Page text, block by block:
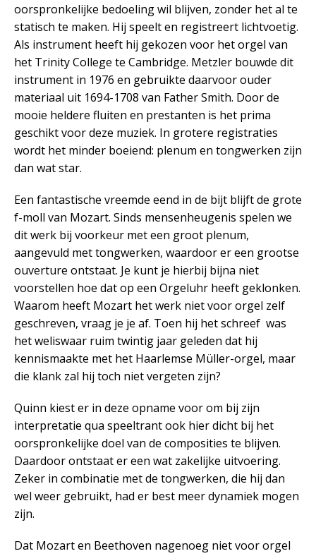
oorspronkelijke bedoeling wil blijven, zonder het al te
statisch te maken. Hij speelt en registreert lichtvoetig.
Als instrument heeft hij gekozen voor het orgel van
het Trinity College te Cambridge. Metzler bouwde dit
instrument in 1976 en gebruikte daarvoor ouder
materiaal uit 1694-1708 van Father Smith. Door de
mooie heldere fluiten en prestanten is het prima
geschikt voor deze muziek. In grotere registraties
wordt het minder boeiend: plenum en tongwerken zijn
dan wat star.
Een fantastische vreemde eend in de bijt blijft de grote
f-moll van Mozart. Sinds mensenheugenis spelen we
dit werk bij voorkeur met een groot plenum,
aangevuld met tongwerken, waardoor er een grootse
ouverture ontstaat. Je kunt je hierbij bijna niet
voorstellen hoe dat op een Orgeluhr heeft geklonken.
Waarom heeft Mozart het werk niet voor orgel zelf
geschreven, vraag je je af. Toen hij het schreef was
het weliswaar ruim twintig jaar geleden dat hij
kennismaakte met het Haarlemse Müller-orgel, maar
die klank zal hij toch niet vergeten zijn?
Quinn kiest er in deze opname voor om bij zijn
interpretatie qua speeltrant ook hier dicht bij het
oorspronkelijke doel van de composities te blijven.
Daardoor ontstaat er een wat zakelijke uitvoering.
Zeker in combinatie met de tongwerken, die hij dan
wel weer gebruikt, had er best meer dynamiek mogen
zijn.
Dat Mozart en Beethoven nagenoeg niet voor orgel